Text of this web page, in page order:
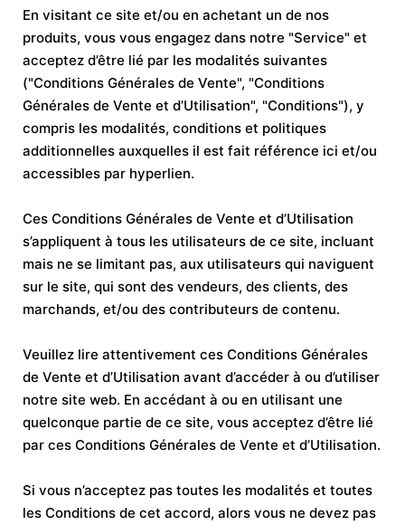
En visitant ce site et/ou en achetant un de nos
produits, vous vous engagez dans notre "Service" et
acceptez d’être lié par les modalités suivantes
("Conditions Générales de Vente", "Conditions
Générales de Vente et d’Utilisation", "Conditions"), y
compris les modalités, conditions et politiques
additionnelles auxquelles il est fait référence ici et/ou
accessibles par hyperlien.
Ces Conditions Générales de Vente et d’Utilisation
s’appliquent à tous les utilisateurs de ce site, incluant
mais ne se limitant pas, aux utilisateurs qui naviguent
sur le site, qui sont des vendeurs, des clients, des
marchands, et/ou des contributeurs de contenu.
Veuillez lire attentivement ces Conditions Générales
de Vente et d’Utilisation avant d’accéder à ou d’utiliser
notre site web. En accédant à ou en utilisant une
quelconque partie de ce site, vous acceptez d’être lié
par ces Conditions Générales de Vente et d’Utilisation.
Si vous n’acceptez pas toutes les modalités et toutes
les Conditions de cet accord, alors vous ne devez pas